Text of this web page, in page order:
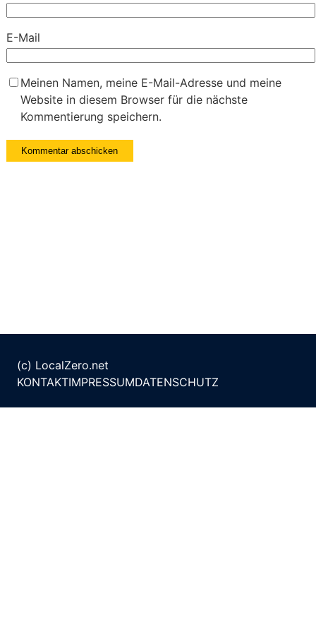
E-Mail
Meinen Namen, meine E-Mail-Adresse und meine
Website in diesem Browser für die nächste
Kommentierung speichern.
(c) LocalZero.net
KONTAKTIMPRESSUMDATENSCHUTZ